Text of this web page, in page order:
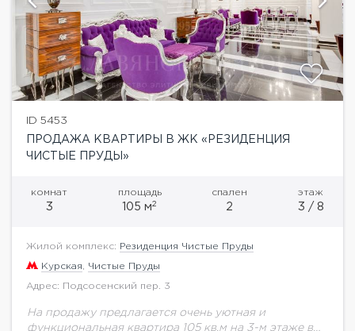
ID 5453
ПРОДАЖА КВАРТИРЫ В ЖК «РЕЗИДЕНЦИЯ
ЧИСТЫЕ ПРУДЫ»
комнат
3
площадь
105 м2
спален
2
этаж
3 / 8
Жилой комплекс: Резиденция Чистые Пруды
Курская Чистые Пруды
Адрес: Подсосенский пер. 3
На продажу предлагается очень уютная и
функциональная квартира 105 кв.м на 3-м этаже в